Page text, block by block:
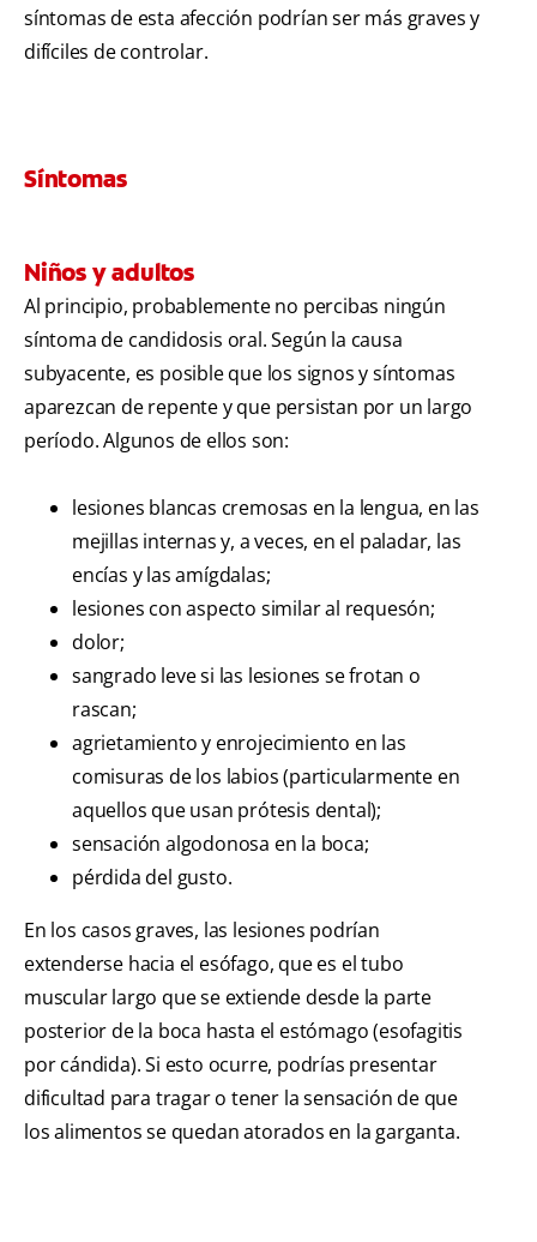
síntomas de esta afección podrían ser más graves y
difíciles de controlar.
Síntomas
Niños y adultos
Al principio, probablemente no percibas ningún
síntoma de candidosis oral. Según la causa
subyacente, es posible que los signos y síntomas
aparezcan de repente y que persistan por un largo
período. Algunos de ellos son:
lesiones blancas cremosas en la lengua, en las
mejillas internas y, a veces, en el paladar, las
encías y las amígdalas;
lesiones con aspecto similar al requesón;
dolor;
sangrado leve si las lesiones se frotan o
rascan;
agrietamiento y enrojecimiento en las
comisuras de los labios (particularmente en
aquellos que usan prótesis dental);
sensación algodonosa en la boca;
pérdida del gusto.
En los casos graves, las lesiones podrían
extenderse hacia el esófago, que es el tubo
muscular largo que se extiende desde la parte
posterior de la boca hasta el estómago (esofagitis
por cándida). Si esto ocurre, podrías presentar
dificultad para tragar o tener la sensación de que
los alimentos se quedan atorados en la garganta.